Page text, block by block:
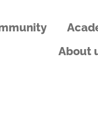
About